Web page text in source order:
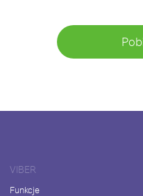
VIBER
Funkcje